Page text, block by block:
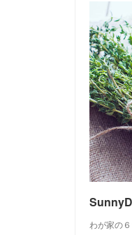
わが家の